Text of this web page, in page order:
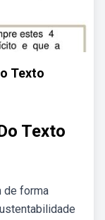
Texto
Texto
de forma